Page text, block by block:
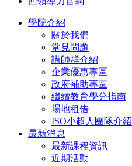
學院介紹
關於我們
常見問題
講師群介紹
企業優惠專區
政府補助專區
繼續教育學分指南
場地租借
ISO小超人團隊介紹
最新消息
最新課程資訊
近期活動